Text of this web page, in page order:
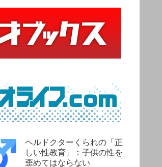
ヘルドクターくられの「正
しい性教育」：子供の性を
歪めてはならない